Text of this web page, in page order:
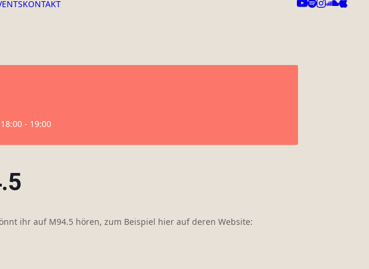
KONTAKT
18:00 - 19:00
ihr auf M94.5 hören, zum Beispiel hier auf deren Website: